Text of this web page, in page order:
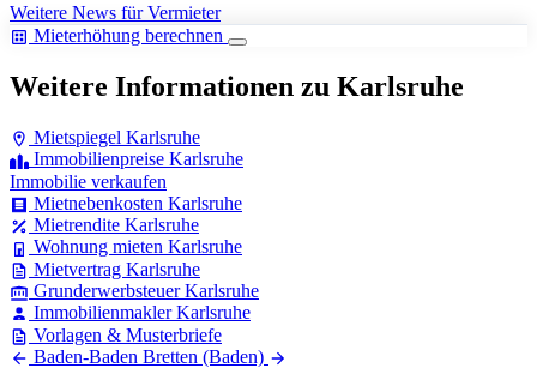
Weitere News für Vermieter
Mieterhöhung berechnen
Weitere Informationen zu Karlsruhe
Mietspiegel Karlsruhe
Immobilienpreise Karlsruhe
Immobilie verkaufen
Mietnebenkosten Karlsruhe
Mietrendite Karlsruhe
Wohnung mieten Karlsruhe
Mietvertrag Karlsruhe
Grunderwerbsteuer Karlsruhe
Immobilienmakler Karlsruhe
Vorlagen & Musterbriefe
Baden-Baden Bretten (Baden)